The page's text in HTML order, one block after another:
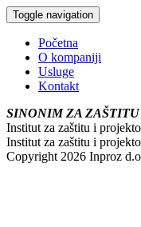
Toggle navigation
Početna
O kompaniji
Usluge
Kontakt
SINONIM ZA
Institut za zaštitu i
Institut za zaštitu i
Copyright 2026 Inproz